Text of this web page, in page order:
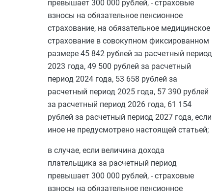
превышает 300 000 рублей, - страховые
взносы на обязательное пенсионное
страхование, на обязательное медицинское
страхование в совокупном фиксированном
размере 45 842 рублей за расчетный период
2023 года, 49 500 рублей за расчетный
период 2024 года, 53 658 рублей за
расчетный период 2025 года, 57 390 рублей
за расчетный период 2026 года, 61 154
рублей за расчетный период 2027 года, если
иное не предусмотрено настоящей статьей;
в случае, если величина дохода
плательщика за расчетный период
превышает 300 000 рублей, - страховые
взносы на обязательное пенсионное